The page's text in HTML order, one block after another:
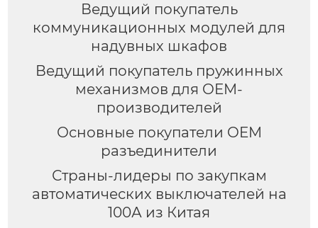
Ведущий покупатель
коммуникационных модулей для
надувных шкафов
Ведущий покупатель пружинных
механизмов для OEM-
производителей
Основные покупатели OEM
разъединители
Страны-лидеры по закупкам
автоматических выключателей на
100А из Китая